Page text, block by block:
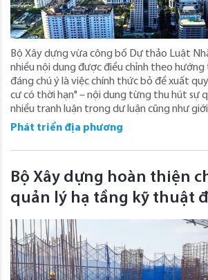
Bộ Xây dựng vừa công bố Dự thảo Luật
nhiều nội dung được điều chỉnh theo
đáng chú ý là việc chính thức bỏ đề xuất
cư có thời hạn" – nội dung từng thu hút sự
nhiều tranh luận trong dư luận cũng như
Phát triển địa phương
Bộ Xây dựng hoàn thiện
quản lý hạ tầng kỹ thuật